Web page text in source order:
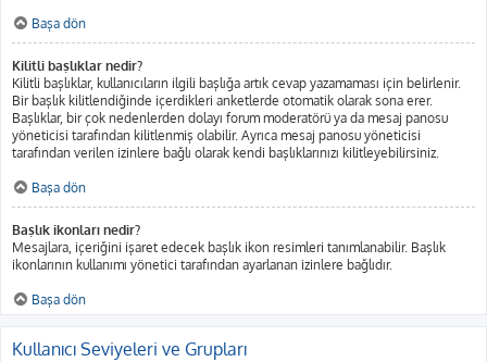
Başa dön
Kilitli başlıklar nedir?
Kilitli başlıklar, kullanıcıların ilgili başlığa artık cevap yazamaması için belirlenir.
Bir başlık kilitlendiğinde içerdikleri anketlerde otomatik olarak sona erer.
Başlıklar, bir çok nedenlerden dolayı forum moderatörü ya da mesaj panosu
yöneticisi tarafından kilitlenmiş olabilir. Ayrıca mesaj panosu yöneticisi
tarafından verilen izinlere bağlı olarak kendi başlıklarınızı kilitleyebilirsiniz.
Başa dön
Başlık ikonları nedir?
Mesajlara, içeriğini işaret edecek başlık ikon resimleri tanımlanabilir. Başlık
ikonlarının kullanımı yönetici tarafından ayarlanan izinlere bağlıdır.
Başa dön
Kullanıcı Seviyeleri ve Grupları